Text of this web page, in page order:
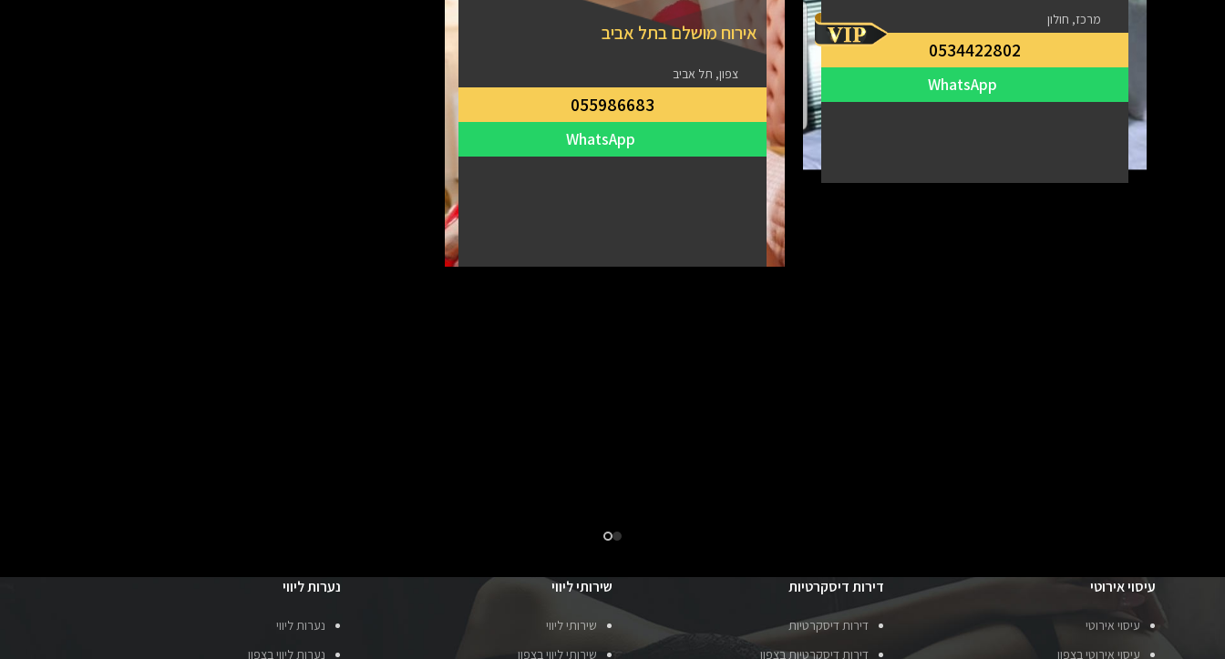
מרכז, חולון
0534422802
אירוח מושלם בתל אביב
צפון, תל אביב
055986683
עיסוי אירוטי
עיסוי אירוטי
עיסוי אירוטי בצפון
דירות דיסקרטיות
דירות דיסקרטיות
דירות דיסקרטיות בצפון
שירותי ליווי
שירותי ליווי
שירותי ליווי בצפון
נערות ליווי
נערות ליווי
נערות ליווי בצפון